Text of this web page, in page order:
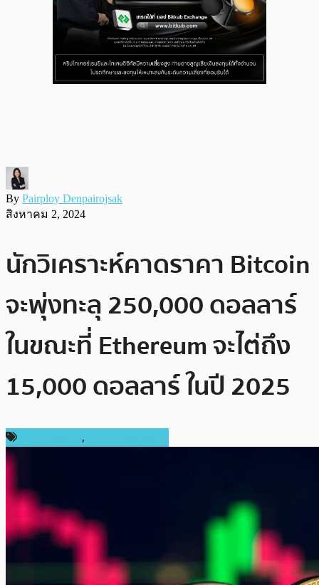
By Pairploy Denpairojsak
สิงหาคม 2, 2024
นักวิเคราะห์คาดราคา Bitcoin
จะพุ่งทะลุ 250,000 ดอลลาร์
ในขณะที่ Ethereum จะไต่ถึง
15,000 ดอลลาร์ ในปี 2025
,